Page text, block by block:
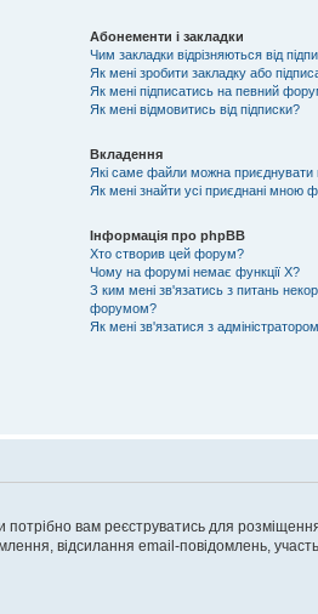
Абонементи і закладки
Чим закладки відрізняються від
Як мені зробити закладку або
Як мені підписатись на певний
Як мені відмовитись від підписки?
Вкладення
Які саме файли можна
Як мені знайти усі приєднані мною
Інформація про phpBB
Хто створив цей форум?
Чому на форумі немає функції X?
З ким мені зв'язатись з питань
форумом?
Як мені зв'язатися з
вам реєструватись для
відсилання email-повідомлень,